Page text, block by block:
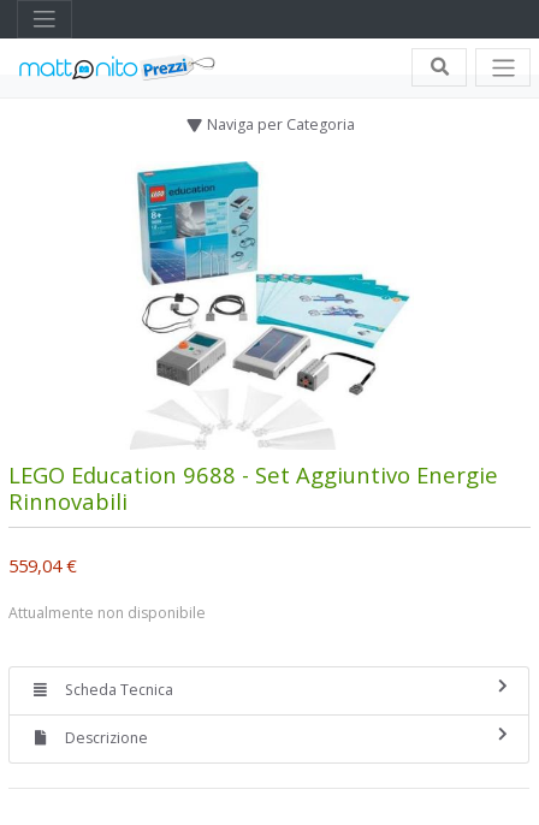
Naviga per Categoria
LEGO Education 9688 - Set Aggiuntivo Energie
Rinnovabili
559,04 €
Attualmente non disponibile
Scheda Tecnica
Descrizione